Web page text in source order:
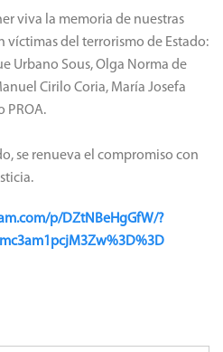
viva la memoria de nuestras
víctimas del terrorismo de Estado:
Urbano Sous, Olga Norma de
Cirilo Coria, María Josefa
PROA.
se renueva el compromiso con
p/DZtNBeHgGfW/?